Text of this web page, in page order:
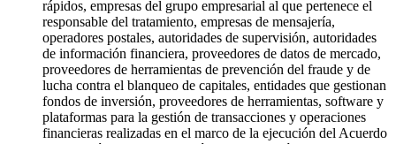
rápidos, empresas del grupo empresarial al que pertenece el
responsable del tratamiento, empresas de mensajería,
operadores postales, autoridades de supervisión, autoridades
de información financiera, proveedores de datos de mercado,
proveedores de herramientas de prevención del fraude y de
lucha contra el blanqueo de capitales, entidades que gestionan
fondos de inversión, proveedores de herramientas, software y
plataformas para la gestión de transacciones y operaciones
financieras realizadas en el marco de la ejecución del Acuerdo